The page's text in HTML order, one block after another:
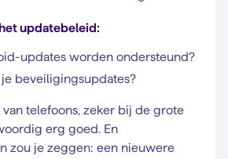
updatebeleid:
updates worden ondersteund?
beveiligingsupdates?
telefoons, zeker bij de grote
erg goed. En
zou je zeggen: een nieuwere